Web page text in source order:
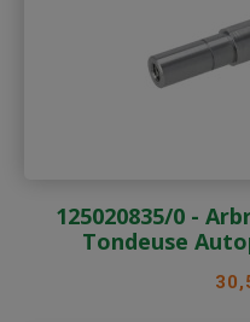
125020835/0 -
Tondeuse
Prix